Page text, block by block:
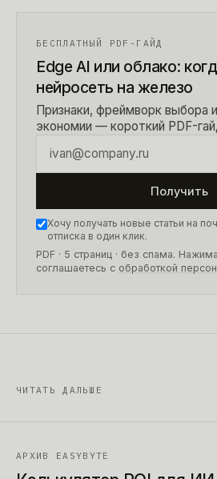
БЕСПЛАТНЫЙ PDF-ГАЙД
Edge AI или облако:
нейросеть на железо
Признаки, фреймворк выбора
экономии — короткий PDF-
Получить
Хочу получать новые статьи на
отписка в один клик.
PDF · 5 страниц · без спама.
соглашаетесь с обработкой
ЧИТАТЬ ДАЛЬШЕ
АРХИВ EASYBYTE